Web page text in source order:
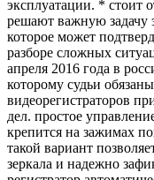
эксплуатации. * стоит
решают важную задачу
которое может
разборе сложных
апреля 2016 года в
которому судьи
видеорегистраторов
дел. простое
крепится на зажимах
такой вариант
зеркала и надежно